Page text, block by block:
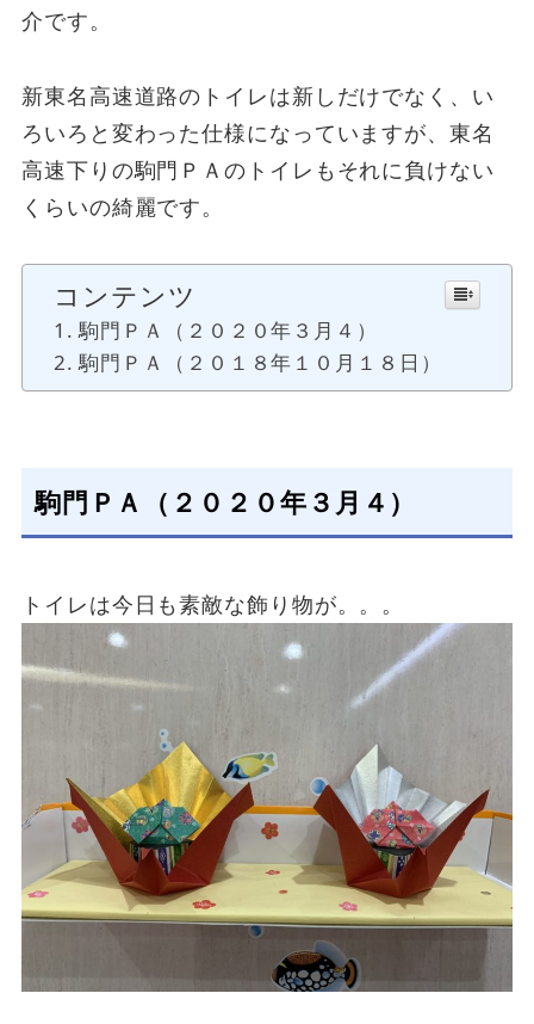
介です。
新東名高速道路のトイレは新しだけでなく、い
ろいろと変わった仕様になっていますが、東名
高速下りの駒門ＰＡのトイレもそれに負けない
くらいの綺麗です。
コンテンツ
駒門ＰＡ（２０２０年３月４）
駒門ＰＡ（２０１８年１０月１８日）
駒門ＰＡ（２０２０年３月４）
トイレは今日も素敵な飾り物が。。。